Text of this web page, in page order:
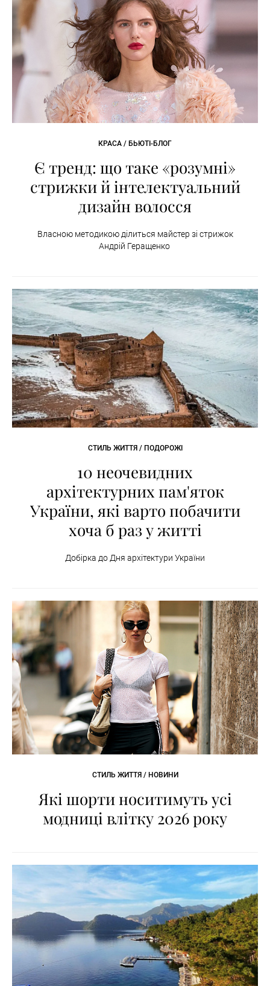
КРАСА / БЬЮТІ-БЛОГ
Є тренд: що таке «розумні»
стрижки й інтелектуальний
дизайн волосся
Власною методикою ділиться майстер зі стрижок
Андрій Геращенко
СТИЛЬ ЖИТТЯ / ПОДОРОЖІ
10 неочевидних
архітектурних пам'яток
України, які варто побачити
хоча б раз у житті
Добірка до Дня архітектури України
СТИЛЬ ЖИТТЯ / НОВИНИ
Які шорти носитимуть усі
модниці влітку 2026 року